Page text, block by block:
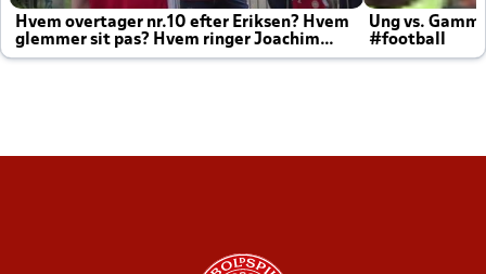
Hvem overtager nr.10 efter Eriksen? Hvem
glemmer sit pas? Hvem ringer Joachim
altid til efter kampe?
Ung vs.
#football